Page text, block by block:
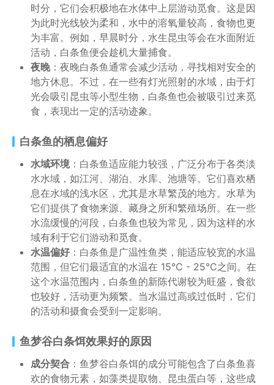
时分，它们会积极地在水体中上层游动觅食。这是因
为此时光线较为柔和，水中的溶氧量较高，食物也更
为丰富。例如，早晨时分，水生昆虫等会在水面附近
活动，白条鱼便会趁机大量捕食。
夜晚：夜晚白条鱼通常会减少活动，寻找相对安全的
地方休息。不过，在一些有灯光照射的水域，由于灯
光会吸引昆虫等小型生物，白条鱼也会被吸引过来觅
食，表现出一定的活动迹象。
白条鱼的栖息偏好
水域环境：白条鱼适应能力较强，广泛分布于各类淡
水水域，如江河、湖泊、水库、池塘等。它们喜欢栖
息在水域的浅水区，尤其是水草繁茂的地方。水草为
它们提供了食物来源、藏身之所和繁殖场所。在一些
水流缓慢的河段，白条鱼也较为常见，因为这样的水
域有利于它们游动和觅食。
水温偏好：白条鱼是广温性鱼类，能适应较宽的水温
范围，但它们最适宜的水温在 15℃ - 25℃之间。在
这个水温范围内，白条鱼的新陈代谢较为旺盛，食欲
也较好，活动更为频繁。当水温过高或过低时，它们
的活动和摄食会受到一定影响。
鱼梦谷白条饵效果好的原因
成分契合 ：鱼梦谷白条饵的成分可能包含了白条鱼喜
欢的食物元素，如藻类提取物、昆虫蛋白等，这些成